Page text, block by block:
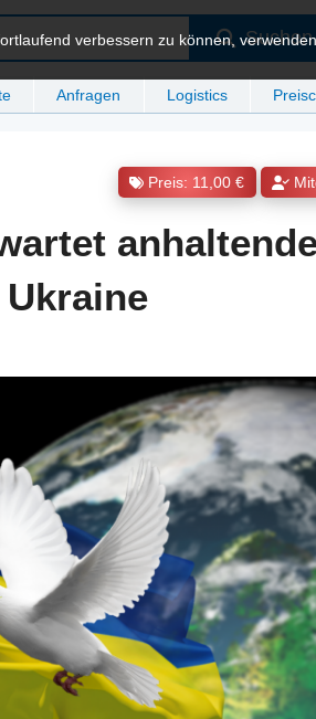
Suchen
Anfragen Logistics
verbessern zu können,
Preis: 11,00 €